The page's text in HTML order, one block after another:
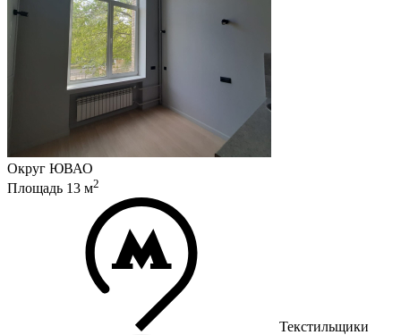
Округ ЮВАО
Площадь 13 м2
Текстильщики